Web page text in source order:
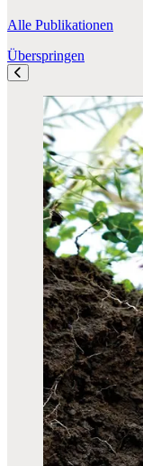
Alle Publikationen
Überspringen